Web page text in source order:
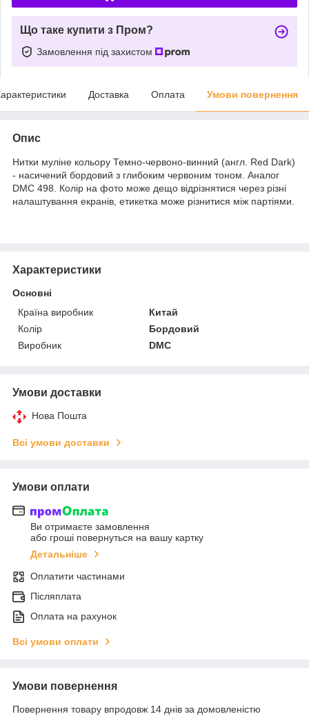
Що таке купити з Пром?
Замовлення під захистом
Доставка Оплата Умови повернення
Опис
Нитки муліне кольору Темно-червоно-винний (англ. Red Dark)
- насичений бордовий з глибоким червоним тоном. Аналог
DMC 498. Колір на фото може дещо відрізнятися через різні
налаштування екранів, етикетка може різнитися між партіями.
Характеристики
Основні
Країна виробник
Китай
Колір
Бордовий
Виробник
DMC
Умови доставки
Нова Пошта
Всі умови доставки
Умови оплати
Ви отримаєте замовлення
або гроші повернуться на вашу картку
Детальніше
Оплатити частинами
Післяплата
Оплата на рахунок
Всі умови оплати
Умови повернення
Повернення товару впродовж 14 днів за домовленістю